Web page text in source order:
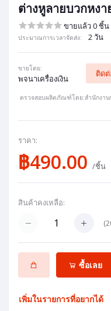
ต่างหูลายบวกหง
ขายแล้ว 0 ชิ้น
ประมาณการเวลาจัดส่ง: 2 วัน
ขายโดย:
พจนาเครื่องเงิน
ติด
ตรวจสอบผลิตภัณฑ์โดย:สำนักงา
ราคา:
฿490.00 /ชิ้น
สินค้าคงเหลือ:
(
ซื้อเลย
เพิ่มในรายการที่อยากได้